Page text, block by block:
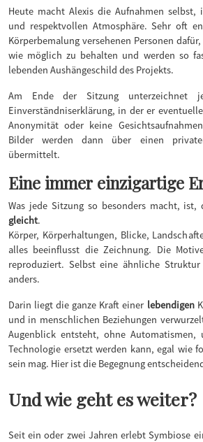
Heute macht Alexis die Aufnahmen
und respektvollen Atmosphäre. Sehr oft
Körperbemalung versehenen Personen
wie möglich zu behalten und werden so
lebenden Aushängeschild des Projekts.
Am Ende der Sitzung unterzeichnet
Einverständniserklärung, in der er
Anonymität oder keine
Bilder werden dann über einen
übermittelt.
Eine immer einzigartige
Was jede Sitzung so besonders macht, ist,
gleicht.
Körper, Körperhaltungen, Blicke,
alles beeinflusst die Zeichnung. Die
reproduziert. Selbst eine ähnliche
anders.
Darin liegt die ganze Kraft einer lebendigen
und in menschlichen Beziehungen
Augenblick entsteht, ohne
Technologie ersetzt werden kann, egal wie
sein mag. Hier ist die Begegnung
Und wie geht es weiter?
Seit ein oder zwei Jahren erlebt Symbiose